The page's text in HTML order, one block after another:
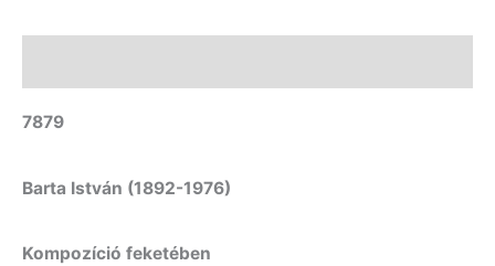
7879
Barta István (1892-1976)
Kompozíció feketében